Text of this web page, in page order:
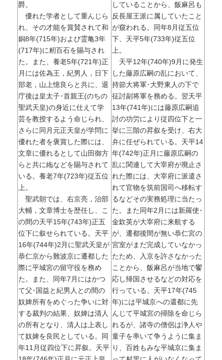
爵。
優れた学者として重んじら
れ、その才能を賞賛されて和
銅8年(715年)および霊亀3年
(717年)に籾百石を賜与され
た。また、養老5年(721年)正
月には佐為王，紀男人，日下
部老，山上憶良らと共に、退
庁後は皇太子･首親王(のちの
聖武天皇)の身近に仕えて学
芸を教授するよう命じられ、
さらに同月元正天皇が学問に
優れた者を褒賞した際には、
文章に優れるとして山田御方
らと共に絁などを賜与されて
いる。養老7年(723年)従五位
上。
聖武朝では、右京亮，治部
大輔，文章博士を歴任し、こ
の間の天平15年(743年)正五
位下に叙せられている。天平
16年(744年)2月に聖武天皇が
恭仁京から難波京に遷都した
際に平城宮の留守役を務め
た。また、同年7月にはかつ
て父･国益と紀男人との間の
奴婢所有をめぐった争いに対
する裁判の結果、奴婢は清人
の所有となり、清人は上表し
て奴婢を良民としている。同
年11月従四位下に昇叙。天平
していることから、飯麻呂も
反長屋王派に属していたこと
が窺われる。同年8月従五位
下、天平5年(733年)従五位
上。
天平12年(740年)9月に発生
した藤原広嗣の乱において、
持節大将軍･大野東人の下で
征討副将軍を務める。翌天平
13年(741年)には藤原広嗣追
討の功労により従四位下と一
挙に三階の昇叙を受け、右大
弁に任ぜられている。天平14
年(742年)正月に藤原広嗣の
乱に関連して大宰府が廃止さ
れた際には、大宰府に派遣さ
れて官物を筑前国司へ移転す
るなどその実務処理に当たっ
た。また同年2月には新羅使･
金欽英が大宰府に来航する
が、遷都後間が無い恭仁宮の
宮室がまだ完成していなかっ
たため、入京を許さなかった
ことから、飯麻呂が当地で饗
応し帰国させるなどの対応を
行っている。天平17年(745
年)には平城京への還都に先
んじて平城宮の掃除を命じら
れるが、諸寺の僧侶は浄人や
童子を率いて争うように集ま
り、百姓もみな平城京に集ま